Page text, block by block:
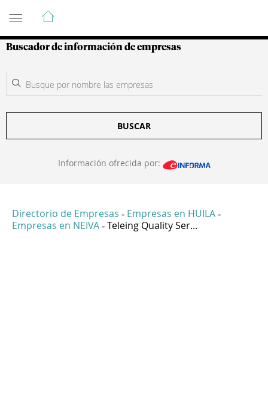
Guía de Empresas Colombianas
Buscador de información de empresas
BUSCAR
Información ofrecida por:
Directorio de Empresas - Empresas en HUILA -
Empresas en NEIVA - Teleing Quality Ser...